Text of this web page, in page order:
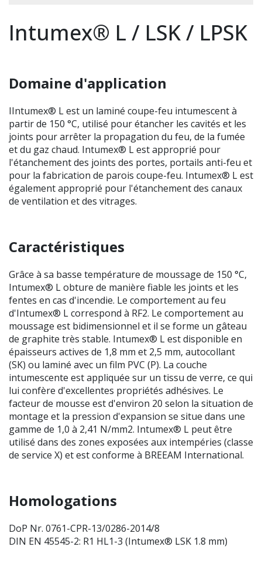
Intumex® L / LSK / LPSK
Domaine d'application
IIntumex® L est un laminé coupe-feu intumescent à
partir de 150 °C, utilisé pour étancher les cavités et les
joints pour arrêter la propagation du feu, de la fumée
et du gaz chaud. Intumex® L est approprié pour
l'étanchement des joints des portes, portails anti-feu et
pour la fabrication de parois coupe-feu. Intumex® L est
également approprié pour l'étanchement des canaux
de ventilation et des vitrages.
Caractéristiques
Grâce à sa basse température de moussage de 150 °C,
Intumex® L obture de manière fiable les joints et les
fentes en cas d'incendie. Le comportement au feu
d'Intumex® L correspond à RF2. Le comportement au
moussage est bidimensionnel et il se forme un gâteau
de graphite très stable. Intumex® L est disponible en
épaisseurs actives de 1,8 mm et 2,5 mm, autocollant
(SK) ou laminé avec un film PVC (P). La couche
intumescente est appliquée sur un tissu de verre, ce qui
lui confère d'excellentes propriétés adhésives. Le
facteur de mousse est d'environ 20 selon la situation de
montage et la pression d'expansion se situe dans une
gamme de 1,0 à 2,41 N/mm2. Intumex® L peut être
utilisé dans des zones exposées aux intempéries (classe
de service X) et est conforme à BREEAM International.
Homologations
DoP Nr. 0761-CPR-13/0286-2014/8
DIN EN 45545-2: R1 HL1-3 (Intumex® LSK 1.8 mm)